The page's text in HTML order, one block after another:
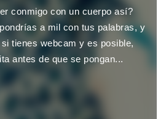
conmigo con un cuerpo así?
a mil con tus palabras, y
tienes webcam y es posible,
antes de que se pongan...